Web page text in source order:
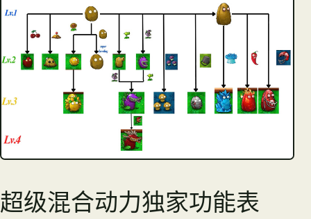
超级混合动力独家功能表